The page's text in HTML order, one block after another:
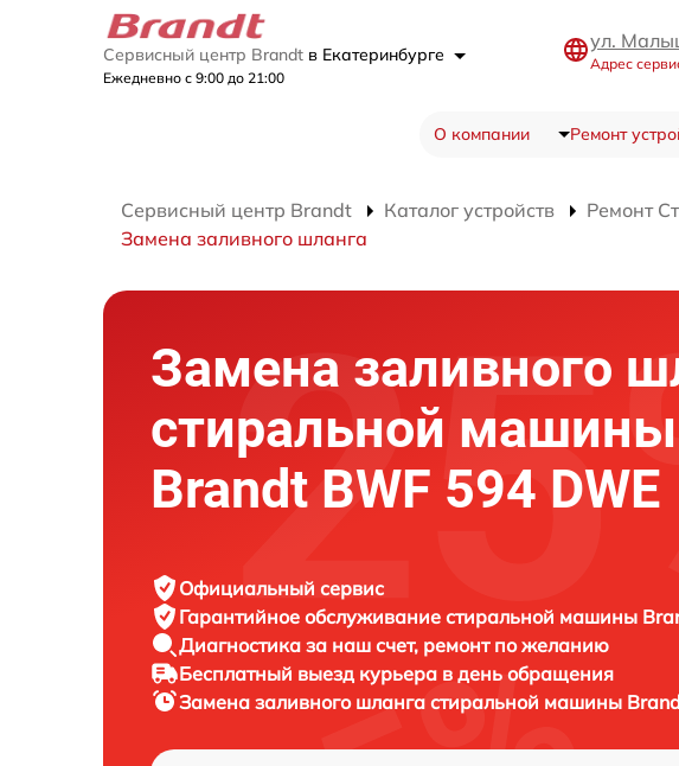
Сервисный центр Brandt в Екатеринбурге
Ежедневно с 9:00 до 21:00
ул.
Адрес
О компании Ремонт
Сервисный центр Brandt Каталог устройств Ремонт
Замена заливного шланга
Замена заливного
стиральной машины
Brandt BWF 594 DWE
Официальный сервис
Гарантийное обслуживание стиральной машины
Диагностика за наш счет, ремонт по желанию
Бесплатный выезд курьера в день обращения
Замена заливного шланга стиральной машины